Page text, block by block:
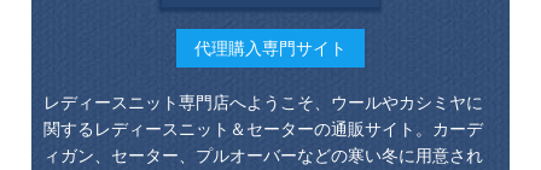
代理購入専門サイト
レディースニット専門店へようこそ、ウールやカシミヤに
関するレディースニット＆セーターの通販サイト。カーデ
ィガン、セーター、プルオーバーなどの寒い冬に用意され